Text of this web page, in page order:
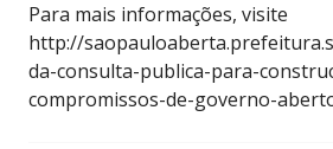
Para mais informações, visite
http://
da-consulta-publica-para-
compromissos-de-governo-